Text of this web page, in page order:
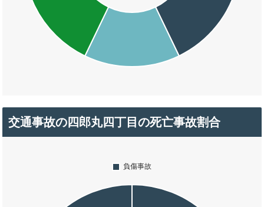
交通事故の四郎丸四丁目の死亡事故割合